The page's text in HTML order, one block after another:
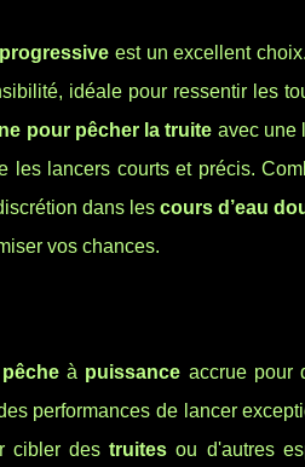
est un excellent
idéale pour ressentir les
pour pêcher la truite avec une
les lancers courts et précis.
dans les cours d’eau
vos chances.
à puissance accrue pour
performances de lancer
cibler destruites ou d'autres